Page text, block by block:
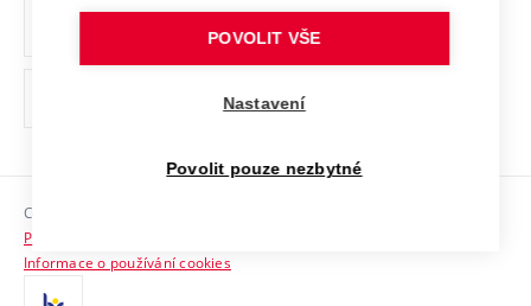
Ochrana osobních údajů
odkaz)
Sociální bezpečí
HR Award
Copyright © 2026 VUT
Prohlášení o přístupnosti
Informace o používání cookies
POVOLIT VŠE
Nastavení
Povolit pouze nezbytné